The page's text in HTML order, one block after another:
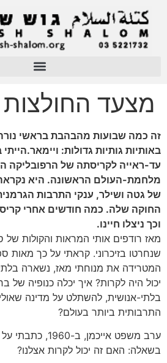
מצעד
זה כמה שבועות מהבהבת בראשי
עד-ראייה לקריסתה של הרפובליקה
מלחמת-העולם הראשונה. היא
של גטה ושילר, ענקי התרבות
החוקה שלה. כמה חודשים אחרי
וכך ניצלו חיינו.
מאז רודפים אותי המראות והקולות של
שנחרטו בזיכרוני. קראתי על כך מאות
המטרידה את מנוחתי מאז, נשארה
יכול היה לקרות? איך יכלה כנופיה של
בלתי-אנושית, להשתלט על מדינה
התרבותית ביותר בעולם?
ערב משפט אייכמן,
בשאלה: האם זה יכול לקרות אצלנו?